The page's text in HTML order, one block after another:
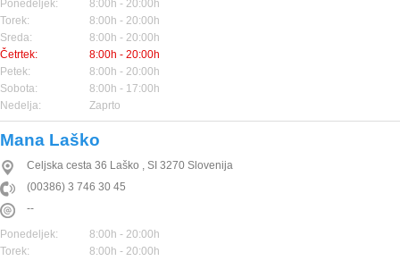
Ponedeljek:
8:00h - 20:00h
Torek:
8:00h - 20:00h
Sreda:
8:00h - 20:00h
Četrtek:
8:00h - 20:00h
Petek:
8:00h - 20:00h
Sobota:
8:00h - 17:00h
Nedelja:
Zaprto
Mana Laško
Celjska cesta 36 Laško , SI 3270 Slovenija
(00386) 3 746 30 45
--
Ponedeljek:
8:00h - 20:00h
Torek:
8:00h - 20:00h